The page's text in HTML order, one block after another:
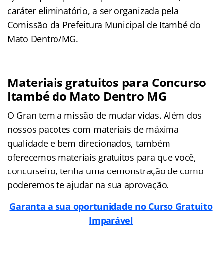
caráter eliminatório, a ser organizada pela
Comissão da Prefeitura Municipal de Itambé do
Mato Dentro/MG.
Materiais gratuitos para Concurso
Itambé do Mato Dentro MG
O Gran tem a missão de mudar vidas. Além dos
nossos pacotes com materiais de máxima
qualidade e bem direcionados, também
oferecemos materiais gratuitos para que você,
concurseiro, tenha uma demonstração de como
poderemos te ajudar na sua aprovação.
Garanta a sua oportunidade no Curso Gratuito
Imparável